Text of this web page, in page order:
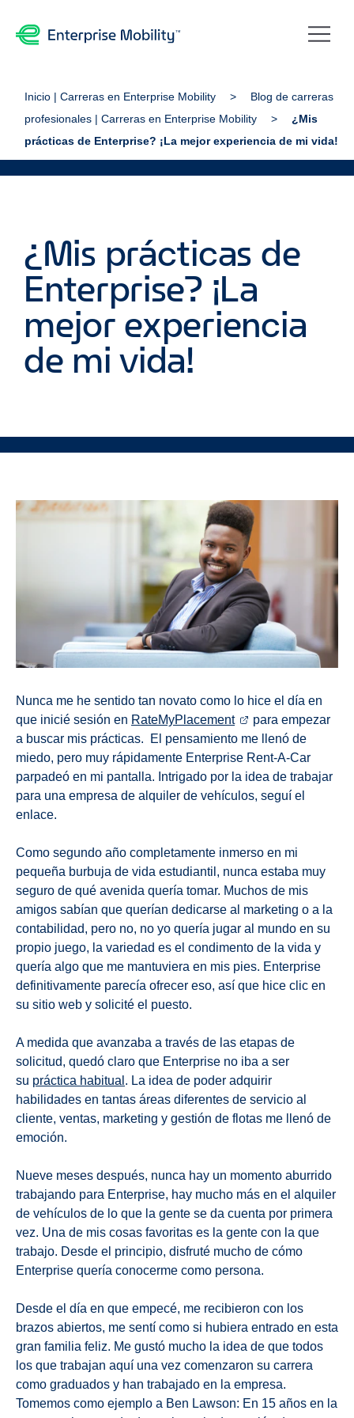
Inicio | Carreras en Enterprise Mobility
Blog de carreras
profesionales | Carreras en Enterprise Mobility
¿Mis
prácticas de Enterprise? ¡La mejor experiencia de mi vida!
¿Mis prácticas de
Enterprise? ¡La
mejor experiencia
de mi vida!
Nunca me he sentido tan novato como lo hice el día en
que inicié sesión en RateMyPlacement
para empezar
a buscar mis prácticas. El pensamiento me llenó de
miedo, pero muy rápidamente Enterprise Rent-A-Car
parpadeó en mi pantalla. Intrigado por la idea de trabajar
para una empresa de alquiler de vehículos, seguí el
enlace.
Como segundo año completamente inmerso en mi
pequeña burbuja de vida estudiantil, nunca estaba muy
seguro de qué avenida quería tomar. Muchos de mis
amigos sabían que querían dedicarse al marketing o a la
contabilidad, pero no, no yo quería jugar al mundo en su
propio juego, la variedad es el condimento de la vida y
quería algo que me mantuviera en mis pies. Enterprise
definitivamente parecía ofrecer eso, así que hice clic en
su sitio web y solicité el puesto.
A medida que avanzaba a través de las etapas de
solicitud, quedó claro que Enterprise no iba a ser
su práctica habitual . La idea de poder adquirir
habilidades en tantas áreas diferentes de servicio al
cliente, ventas, marketing y gestión de flotas me llenó de
emoción.
Nueve meses después, nunca hay un momento aburrido
trabajando para Enterprise, hay mucho más en el alquiler
de vehículos de lo que la gente se da cuenta por primera
vez. Una de mis cosas favoritas es la gente con la que
trabajo. Desde el principio, disfruté mucho de cómo
Enterprise quería conocerme como persona.
Desde el día en que empecé, me recibieron con los
brazos abiertos, me sentí como si hubiera entrado en esta
gran familia feliz. Me gustó mucho la idea de que todos
los que trabajan aquí una vez comenzaron su carrera
como graduados y han trabajado en la empresa.
Tomemos como ejemplo a Ben Lawson: En 15 años en la